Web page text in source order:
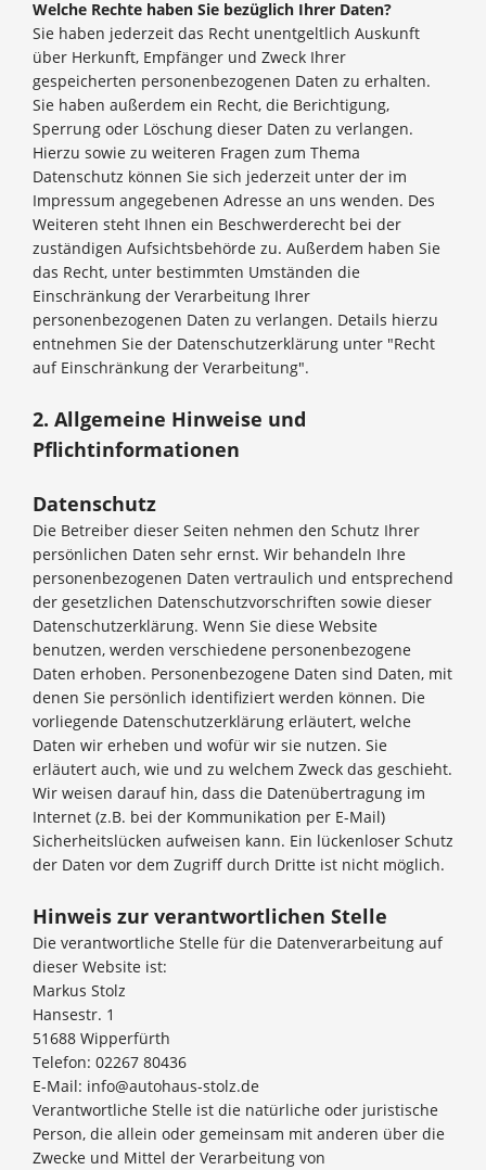
Welche Rechte haben Sie bezüglich Ihrer Daten?
Sie haben jederzeit das Recht unentgeltlich Auskunft
über Herkunft, Empfänger und Zweck Ihrer
gespeicherten personenbezogenen Daten zu erhalten.
Sie haben außerdem ein Recht, die Berichtigung,
Sperrung oder Löschung dieser Daten zu verlangen.
Hierzu sowie zu weiteren Fragen zum Thema
Datenschutz können Sie sich jederzeit unter der im
Impressum angegebenen Adresse an uns wenden. Des
Weiteren steht Ihnen ein Beschwerderecht bei der
zuständigen Aufsichtsbehörde zu. Außerdem haben Sie
das Recht, unter bestimmten Umständen die
Einschränkung der Verarbeitung Ihrer
personenbezogenen Daten zu verlangen. Details hierzu
entnehmen Sie der Datenschutzerklärung unter "Recht
auf Einschränkung der Verarbeitung".
2. Allgemeine Hinweise und
Pflichtinformationen
Datenschutz
Die Betreiber dieser Seiten nehmen den Schutz Ihrer
persönlichen Daten sehr ernst. Wir behandeln Ihre
personenbezogenen Daten vertraulich und entsprechend
der gesetzlichen Datenschutzvorschriften sowie dieser
Datenschutzerklärung. Wenn Sie diese Website
benutzen, werden verschiedene personenbezogene
Daten erhoben. Personenbezogene Daten sind Daten, mit
denen Sie persönlich identifiziert werden können. Die
vorliegende Datenschutzerklärung erläutert, welche
Daten wir erheben und wofür wir sie nutzen. Sie
erläutert auch, wie und zu welchem Zweck das geschieht.
Wir weisen darauf hin, dass die Datenübertragung im
Internet (z.B. bei der Kommunikation per E-Mail)
Sicherheitslücken aufweisen kann. Ein lückenloser Schutz
der Daten vor dem Zugriff durch Dritte ist nicht möglich.
Hinweis zur verantwortlichen Stelle
Die verantwortliche Stelle für die Datenverarbeitung auf
dieser Website ist:
Markus Stolz
Hansestr. 1
51688 Wipperfürth
Telefon: 02267 80436
E-Mail: info@autohaus-stolz.de
Verantwortliche Stelle ist die natürliche oder juristische
Person, die allein oder gemeinsam mit anderen über die
Zwecke und Mittel der Verarbeitung von